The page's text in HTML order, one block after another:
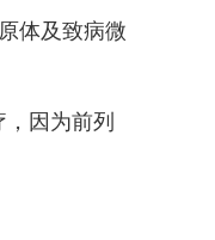
体及致病微
因为前列